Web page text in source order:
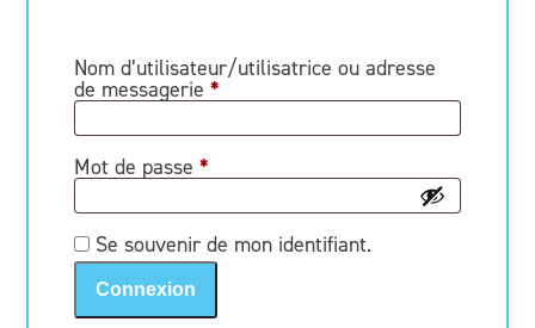
Nom d’utilisateur/utilisatrice ou adresse
de messagerie*
Mot de passe*
Se souvenir de mon identifiant.
Connexion